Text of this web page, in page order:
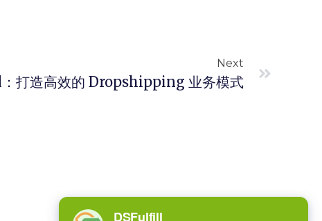
Next
打造高效的 Dropshipping 业务模式